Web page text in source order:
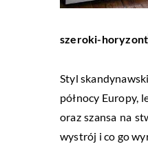
szeroki-horyzont
Styl
północy Europy,
oraz szansa na
wystrój i co go